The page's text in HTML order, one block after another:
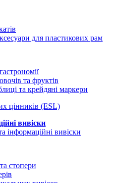
для пластикових рам
та фруктів
та крейдяні маркери
цінників (ESL)
вивіски
інформаційні вивіски
стопери